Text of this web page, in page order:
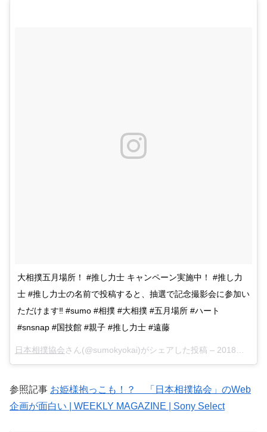
大相撲五月場所！ #推し力士 キャンペーン実施中！ #推し力
士 #推し力士の名前で投稿すると、抽選で記念撮影会に参加い
ただけます‼️ #sumo #相撲 #大相撲 #五月場所 #ハート
#snsnap #国技館 #親子 #推し力士 #遠藤
日本相撲協会さん(@sumokyokai)がシェアした投稿 – 2018年 5月月13日午前5時01分PDT
参照記事 お姫様抱っこも！？ 「日本相撲協会」のWeb
企画が面白い | WEEKLY MAGAZINE | Sony Select